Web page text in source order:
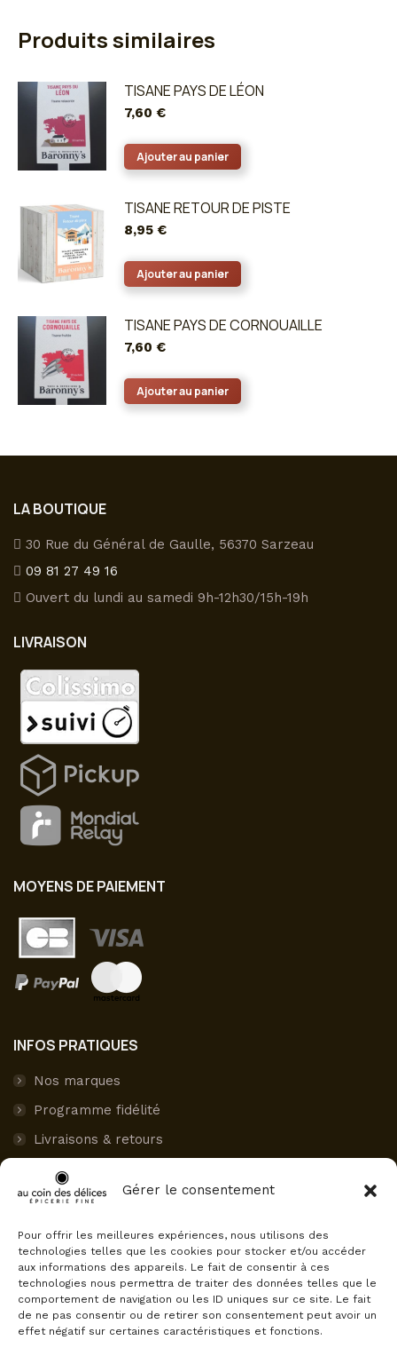
Gérer le consentement
Pour offrir les meilleures expériences, nous utilisons des
technologies telles que les cookies pour stocker et/ou accéder
aux informations des appareils. Le fait de consentir à ces
technologies nous permettra de traiter des données telles que le
comportement de navigation ou les ID uniques sur ce site. Le fait
de ne pas consentir ou de retirer son consentement peut avoir un
effet négatif sur certaines caractéristiques et fonctions.
Produits similaires
TISANE PAYS DE LÉON
7,60 €
Ajouter au panier
TISANE RETOUR DE PISTE
8,95 €
Ajouter au panier
TISANE PAYS DE CORNOUAILLE
7,60 €
Ajouter au panier
LA BOUTIQUE
30 Rue du Général de Gaulle, 56370 Sarzeau
09 81 27 49 16
Ouvert du lundi au samedi 9h-12h30/15h-19h
LIVRAISON
MOYENS DE PAIEMENT
INFOS PRATIQUES
Nos marques
Programme fidélité
Livraisons & retours
Paiement sécurisé
Mon compte
AVIS CLIENTS
Au Coin des Délices
4.5
Basé sur 75 avis
powered byGoogle